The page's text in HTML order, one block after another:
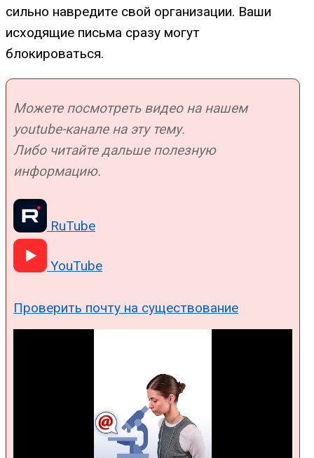
сильно навредите свой организации. Ваши
исходящие письма сразу могут
блокироваться.
Можете посмотреть видео на нашем
youtube-канале на эту тему.
Либо читайте дальше полезную
информацию.
RuTube
YouTube
Проверить почту на существование